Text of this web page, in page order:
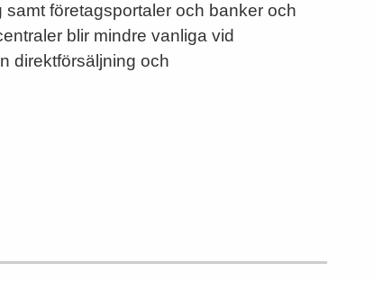
företagsportaler och banker och
blir mindre vanliga vid
direktförsäljning och